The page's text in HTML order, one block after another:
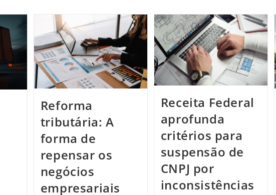
Reforma
tributária: A
forma de
repensar os
negócios
empresariais
Receita Federal
aprofunda
critérios para
suspensão de
CNPJ por
inconsistências